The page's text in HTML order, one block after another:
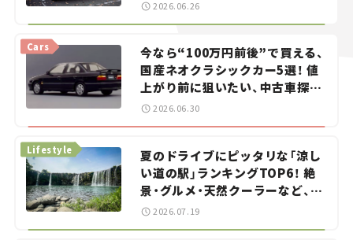
2026.06.26
今なら“100万円前後”で買える、
国産ネオクラシックカー5選！ 値
上がり前に狙いたい、中古車探し
をお手伝い――ちょっとイケてるマ
イカー選び #02
Cars
2026.06.30
夏のドライブにピッタリな「涼し
い道の駅」ランキングTOP6！ 絶
景・グルメ・天然クーラーなど、避
暑におすすめのスポットを紹介
Lifestyle
2026.07.19